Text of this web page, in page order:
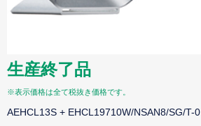
生産終了品
※表示価格は全て税抜き価格です。
AEHCL13S + EHCL19710W/NSAN8/SG/T-0